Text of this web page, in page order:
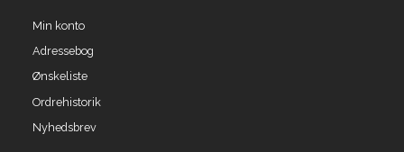
Min konto
Adressebog
Ønskeliste
Ordrehistorik
Nyhedsbrev